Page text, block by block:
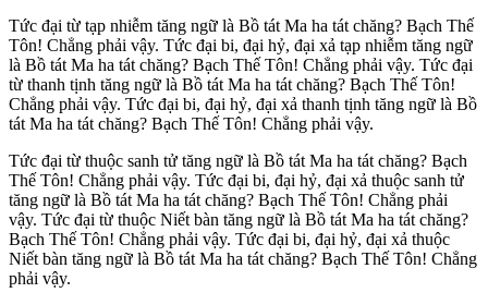
Tức đại từ tạp nhiễm tăng ngữ là Bồ tát Ma ha tát chăng? Bạch Thế
Tôn! Chẳng phải vậy. Tức đại bi, đại hỷ, đại xả tạp nhiễm tăng ngữ
là Bồ tát Ma ha tát chăng? Bạch Thế Tôn! Chẳng phải vậy. Tức đại
từ thanh tịnh tăng ngữ là Bồ tát Ma ha tát chăng? Bạch Thế Tôn!
Chẳng phải vậy. Tức đại bi, đại hỷ, đại xả thanh tịnh tăng ngữ là Bồ
tát Ma ha tát chăng? Bạch Thế Tôn! Chẳng phải vậy.
Tức đại từ thuộc sanh tử tăng ngữ là Bồ tát Ma ha tát chăng? Bạch
Thế Tôn! Chẳng phải vậy. Tức đại bi, đại hỷ, đại xả thuộc sanh tử
tăng ngữ là Bồ tát Ma ha tát chăng? Bạch Thế Tôn! Chẳng phải
vậy. Tức đại từ thuộc Niết bàn tăng ngữ là Bồ tát Ma ha tát chăng?
Bạch Thế Tôn! Chẳng phải vậy. Tức đại bi, đại hỷ, đại xả thuộc
Niết bàn tăng ngữ là Bồ tát Ma ha tát chăng? Bạch Thế Tôn! Chẳng
phải vậy.